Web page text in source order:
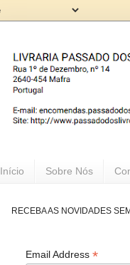
Início Sobre Nós
RECEBA AS NOVIDADES
Email Address *